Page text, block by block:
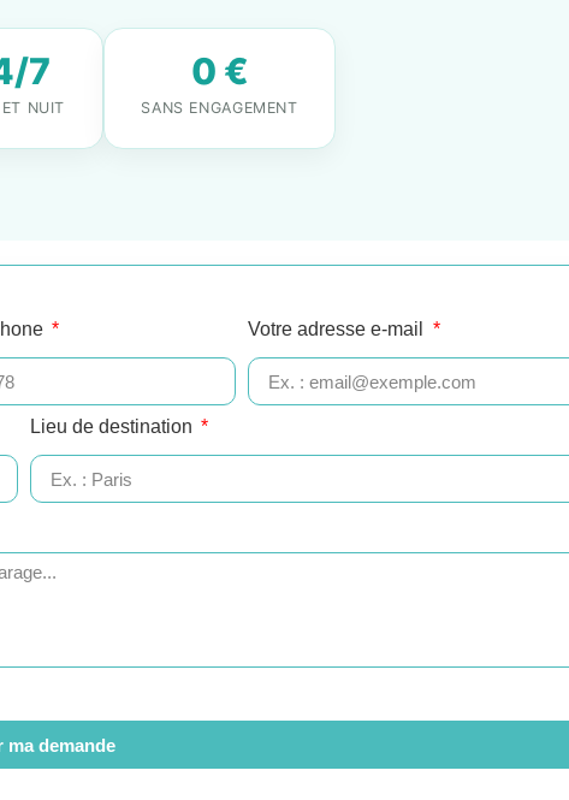
7
NUIT
0 €
SANS ENGAGEMENT
Votre adresse e-mail
Lieu de destination
ma demande